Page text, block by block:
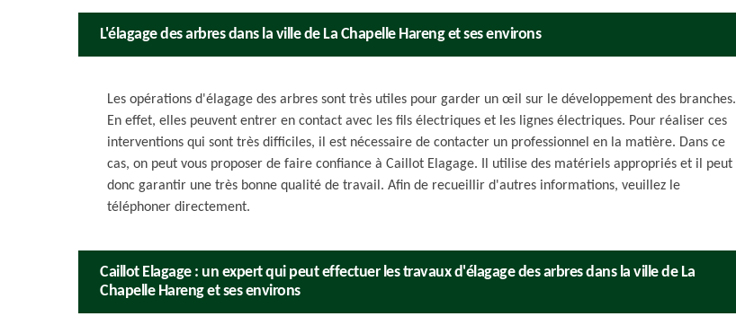
L'élagage des arbres dans la ville de La Chapelle Hareng et ses environs
Les opérations d'élagage des arbres sont très utiles pour garder un œil sur le développement des branches.
En effet, elles peuvent entrer en contact avec les fils électriques et les lignes électriques. Pour réaliser ces
interventions qui sont très difficiles, il est nécessaire de contacter un professionnel en la matière. Dans ce
cas, on peut vous proposer de faire confiance à Caillot Elagage. Il utilise des matériels appropriés et il peut
donc garantir une très bonne qualité de travail. Afin de recueillir d'autres informations, veuillez le
téléphoner directement.
Caillot Elagage : un expert qui peut effectuer les travaux d'élagage des arbres dans la ville de La
Chapelle Hareng et ses environs